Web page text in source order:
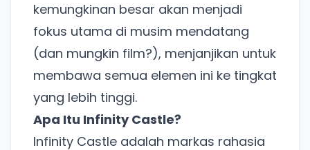
kemungkinan besar akan menjadi
fokus utama di musim mendatang
(dan mungkin film?), menjanjikan untuk
membawa semua elemen ini ke tingkat
yang lebih tinggi.
Apa Itu Infinity Castle?
Infinity Castle adalah markas rahasia